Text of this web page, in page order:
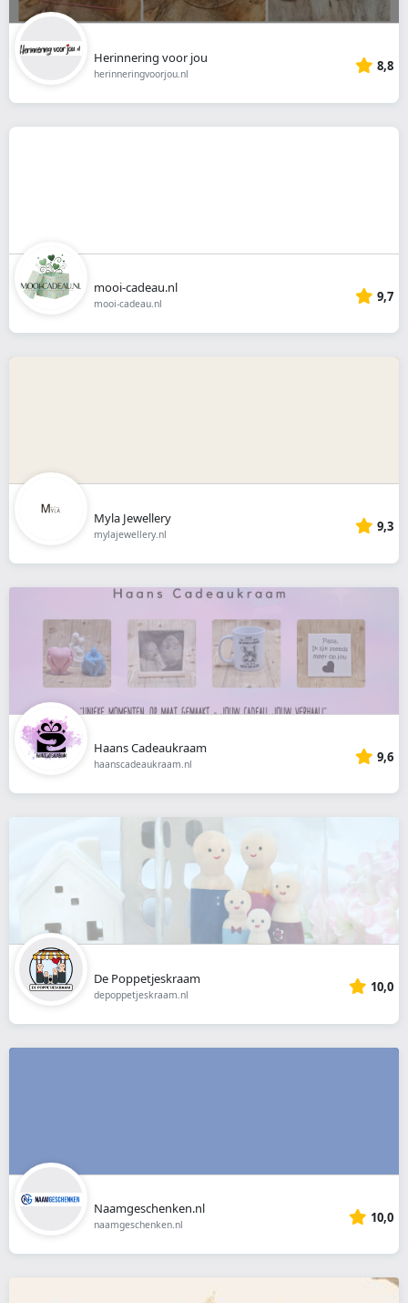
Herinnering voor jou
herinneringvoorjou.nl 8,8
mooi-cadeau.nl
mooi-cadeau.nl 9,7
Myla Jewellery
mylajewellery.nl 9,3
Haans Cadeaukraam
haanscadeaukraam.nl 9,6
De Poppetjeskraam
depoppetjeskraam.nl 10,0
Naamgeschenken.nl
naamgeschenken.nl 10,0